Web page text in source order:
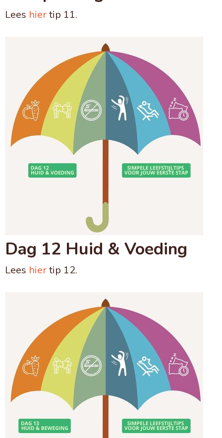
Lees hiertip 11.
Dag 12 Huid & Voeding
Lees hiertip 12.